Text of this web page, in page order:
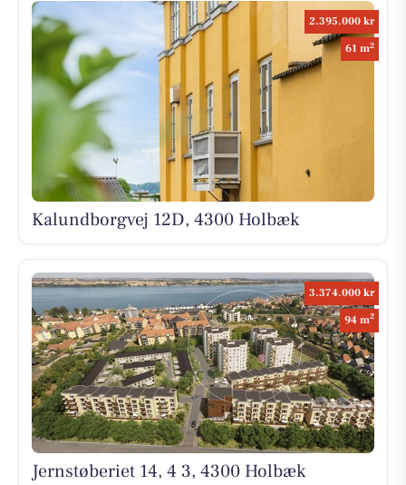
2.395.000 kr
61 m2
Kalundborgvej 12D, 4300 Holbæk
3.374.000 kr
94 m2
Jernstøberiet 14, 4 3, 4300 Holbæk